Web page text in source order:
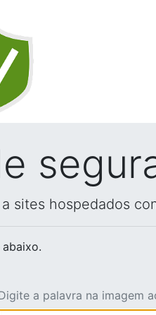
sites hospedados
a palavra na imagem